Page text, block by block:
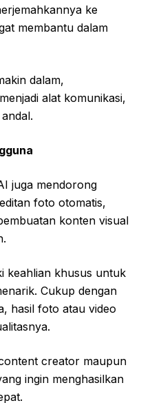
ke
membantu dalam
dalam,
alat komunikasi,
juga mendorong
foto otomatis,
konten visual
keahlian khusus untuk
Cukup dengan
hasil foto atau video
creator maupun
ingin menghasilkan